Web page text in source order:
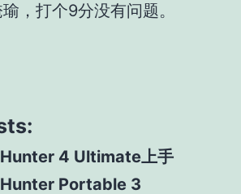
，打个9分没有问题。
4 Ultimate上手
Portable 3